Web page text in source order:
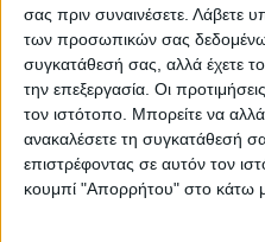
σας πριν συναινέσετε. Λάβετε
των προσωπικών σας
συγκατάθεσή σας, αλλά έχετε
την επεξεργασία. Οι
τον ιστότοπο. Μπορείτε να
ανακαλέσετε τη συγκατάθεσή
επιστρέφοντας σε αυτόν τον
κουμπί "Απορρήτου" στο κάτω